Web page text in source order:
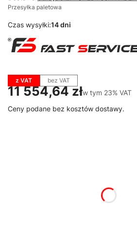
Przesyłka paletowa
Czas wysyłki:14 dni
z VAT bez VAT
Cena
11 554,64 złw tym 23% VAT
w tym 23% VAT
Ceny podane bez kosztów dostawy.